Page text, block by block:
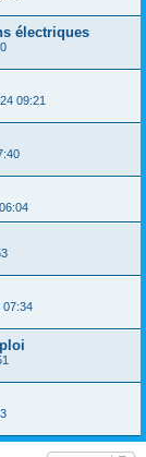
électriques
09:21
07:34